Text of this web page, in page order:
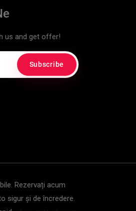
us and get offer!
Rezervați acum
sigur și de încredere.